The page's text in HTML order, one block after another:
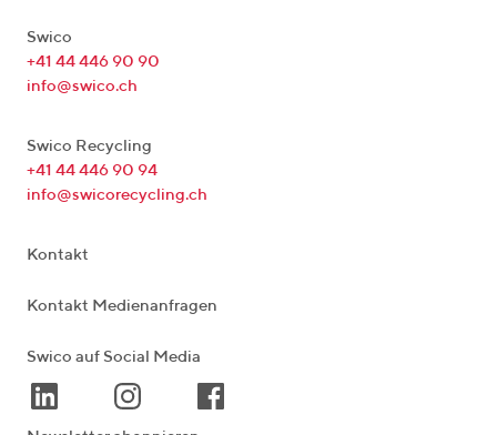
Swico
+41 44 446 90 90
info@swico.ch
Swico Recycling
+41 44 446 90 94
info@swicorecycling.ch
Kontakt
Kontakt Medienanfragen
Swico auf Social Media